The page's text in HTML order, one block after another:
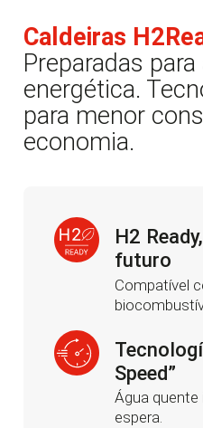
Caldeiras
Preparadas
energética.
para menor
economia.
H2
futuro
Compatível
Speed”
Água
espera.